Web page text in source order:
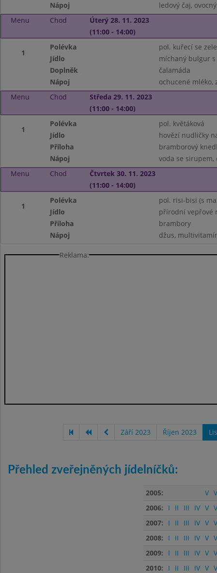
Nápoj
ledový čaj,
Menu
Chod
Úterý 28. 11. 2023
(11:00 - 14:00)
1
Polévka
pol. kuřecí se
Jídlo
míchaný bulgur
Doplněk
čalamáda
Nápoj
ochucené mléko,
Menu
Chod
Středa 29. 11. 2023
(11:00 - 14:00)
1
Polévka
pol. květáková
Jídlo
hovězí nudličky
Příloha
bramborový
Nápoj
voda se sirupem,
Menu
Chod
Čtvrtek 30. 11. 2023
(11:00 - 14:00)
1
Polévka
pol. risi-bisi (s
Jídlo
přírodní vepřové
Příloha
brambory
Nápoj
džus,
Reklama:
Září 2023 Říjen 2023
Přehled zveřejněných jídelníčků:
2005: V
2006:
I II III IV V
2007:
I II III IV V
2008:
I II III IV V
2009:
I II III IV V
2010:
I II III IV V